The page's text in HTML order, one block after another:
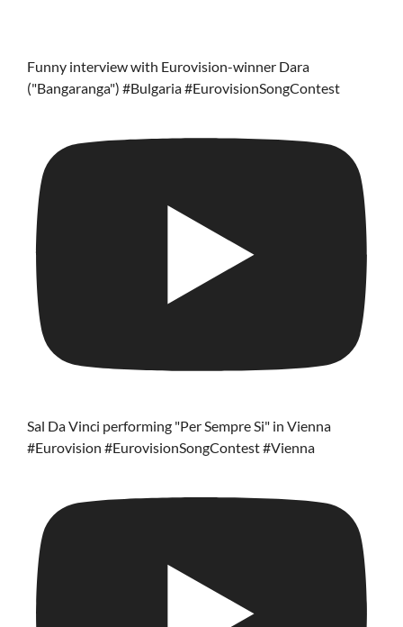
Funny interview with Eurovision-winner Dara
("Bangaranga") #Bulgaria #EurovisionSongContest
Sal Da Vinci performing "Per Sempre Si" in Vienna
#Eurovision #EurovisionSongContest #Vienna